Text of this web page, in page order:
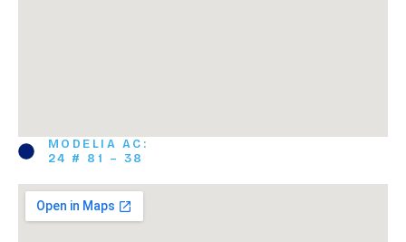
MODELIA AC:
24 # 81 – 38